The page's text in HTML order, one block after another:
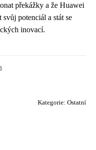
překážky a že Huawei
potenciál a stát se
inovací.
Kategorie: Ostatní